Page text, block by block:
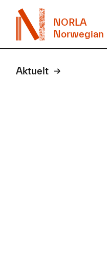
NORLA
Norwegian
Aktuelt